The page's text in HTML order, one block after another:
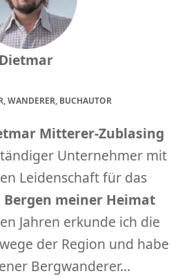
Dietmar
WANDERER, BUCHAUTOR
Mitterer-Zublasing
Unternehmer mit
Leidenschaft für das
Bergen meiner Heimat
Jahren erkunde ich die
der Region und habe
Bergwanderer...